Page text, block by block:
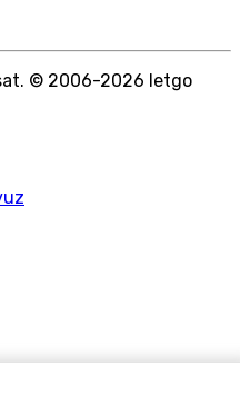
© 2006-2026 letgo